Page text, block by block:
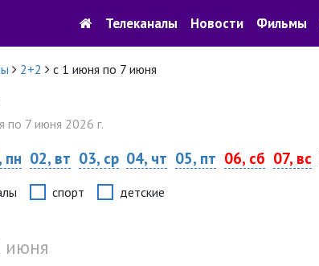
Телеканалы Новости Фильмы
2+2
с 1 июня по 7 июня
по 7 июня 2026 г.
пн 02, вт 03, ср 04, чт 05, пт 06, сб 07, вс
спорт детские
июня